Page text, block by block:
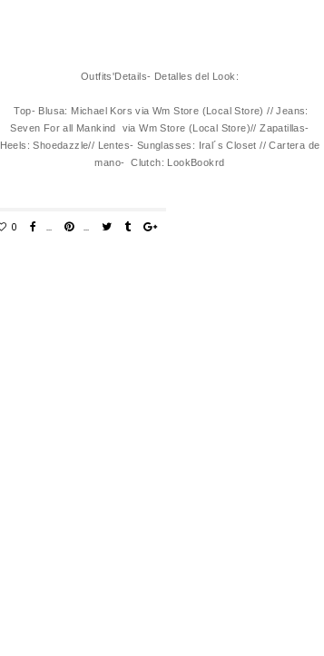
Outfits'Details- Detalles del Look:
Top- Blusa: Michael Kors via Wm Store (Local Store) // Jeans:
Seven For all Mankind via Wm Store (Local Store)// Zapatillas-
Heels: Shoedazzle// Lentes- Sunglasses: Iral´s Closet // Cartera de
mano- Clutch: LookBookrd